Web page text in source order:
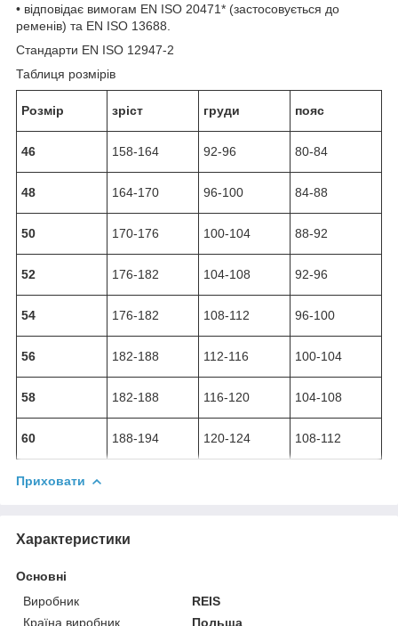
• відповідає вимогам EN ISO 20471* (застосовується до
ременів) та EN ISO 13688.
Стандарти EN ISO 12947-2
Таблиця розмірів
Розмір зріст груди пояс
46 158-164 92-96 80-84
48 164-170 96-100 84-88
50 170-176 100-104 88-92
52 176-182 104-108 92-96
54 176-182 108-112 96-100
56 182-188 112-116 100-104
58 182-188 116-120 104-108
60 188-194 120-124 108-112
Приховати
Характеристики
Основні
Виробник
REIS
Країна виробник
Польща